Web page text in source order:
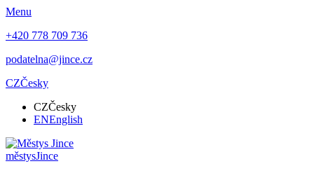
Menu
+420 778 709 736
podatelna@jince.cz
CZČesky
CZČesky
ENEnglish
městysJince